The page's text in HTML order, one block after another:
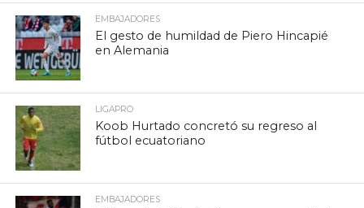
EMBAJADORES
El gesto de humildad de Piero Hincapié
en Alemania
LIGAPRO
Koob Hurtado concretó su regreso al
fútbol ecuatoriano
EMBAJADORES